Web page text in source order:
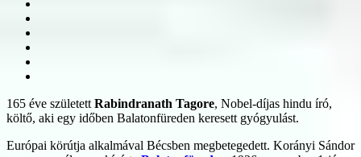
165 éve született Rabindranath Tagore, Nobel-díjas hindu író,
költő, aki egy időben Balatonfüreden keresett gyógyulást.
Európai körútja alkalmával Bécsben megbetegedett. Korányi Sándor